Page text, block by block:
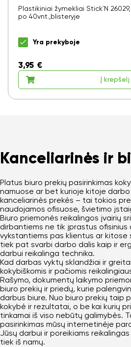
Plastikiniai žymekliai Stick´N
po 40vnt.,blisteryje
Yra prekyboje
3,95 €
Į krepšelį
Kanceliarinės ir
Platus biuro prekių pasirinkimas
namuose ar bet kurioje kitoje darbo
kanceliarinės prekės – tai tokios
naudojamos ofisuose, švietimo
Biuro priemonės reikalingos įvairių
dirbantiems ne tik įprastus ofisinius
vykstantiems pas klientus ar kitose
tiek pat svarbi darbo dalis kaip ir
darbui reikalinga technika.
Kad darbas vyktų sklandžiai ir
kokybiškomis ir pačiomis
Rašymo, dokumentų laikymo
biuro prekių ir priedų, kurie
darbus biure. Nuo biuro prekių taip
kokybė ir rezultatai, o be kai kurių
tinkamai iš viso nebūtų galimybės.
pasirinkimas mūsų internetinėje
Jūsų darbui ir poreikiams
tiek iš namų.